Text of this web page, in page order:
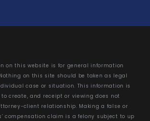
on this website is for general information
on this site should be taken as legal
case or situation. This information is
create, and receipt or viewing does not
client relationship. Making a false or
compensation claim is a felony subject to up